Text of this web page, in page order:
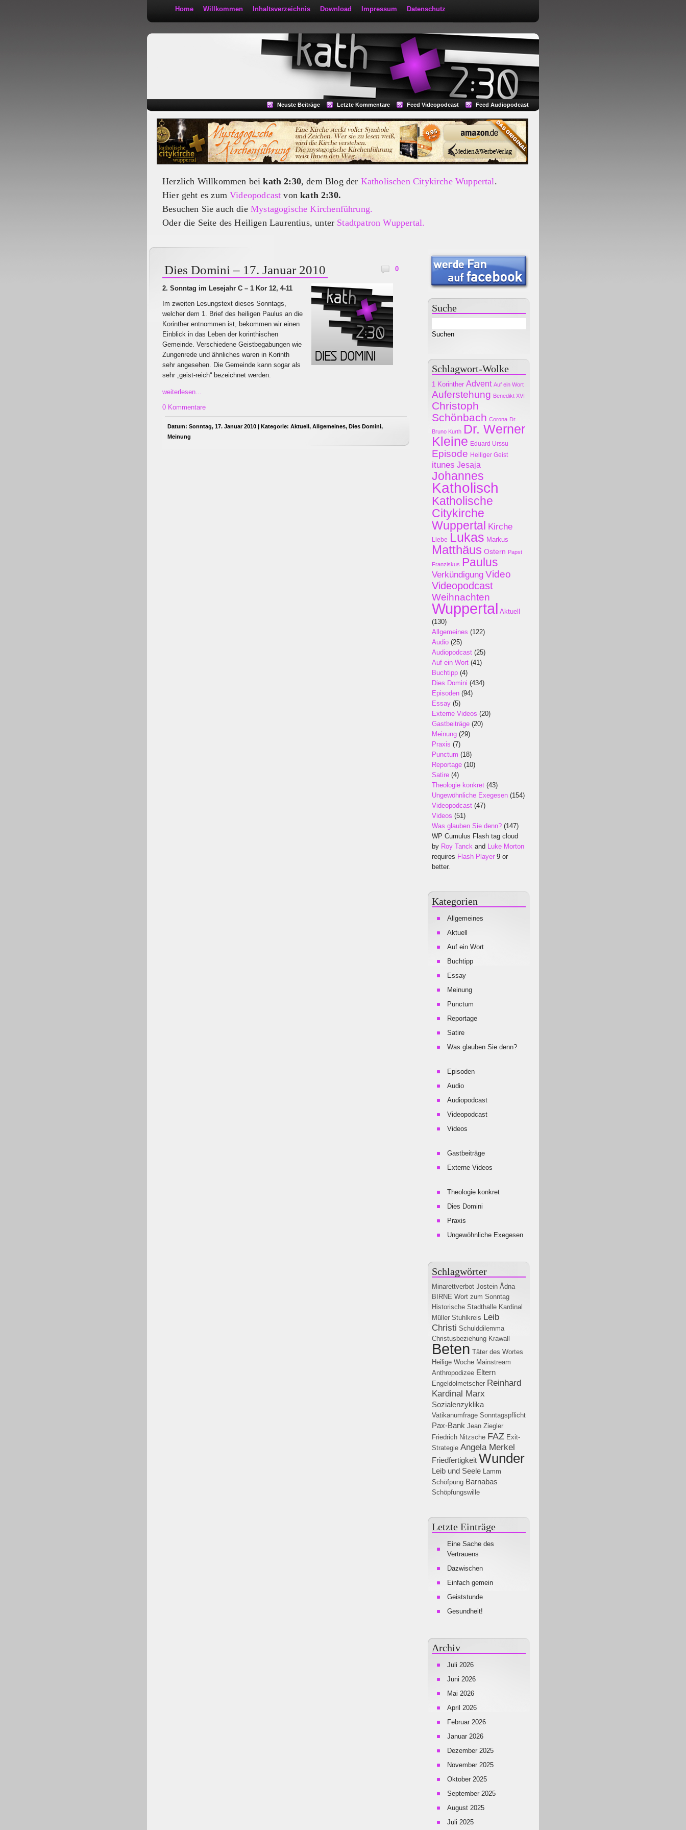
Home Willkommen Inhaltsverzeichnis Download Impressum Datenschutz
Neuste Beiträge Letzte Kommentare Feed Videopodcast Feed Audiopodcast
Herzlich Willkommen beikath 2:30, dem Blog der Katholischen Citykirche Wuppertal.
Hier geht es zumVideopodcast vonkath 2:30.
Besuchen Sie auch die Mystagogische Kirchenführung.
Oder die Seite des Heiligen Laurentius, unter Stadtpatron Wuppertal.
Dies Domini – 17. Januar 2010 0
2. Sonntag im Lesejahr C – 1 Kor 12, 4-11
Im zweiten Lesungstext dieses Sonntags,
welcher dem 1. Brief des heiligen Paulus an die
Korinther entnommen ist, bekommen wir einen
Einblick in das Leben der korinthischen
Gemeinde. Verschiedene Geistbegabungen wie
Zungenrede und ähnliches waren in Korinth
sehr angesehen. Die Gemeinde kann sogar als
sehr „geist-reich“ bezeichnet werden.
weiterlesen...
0 Kommentare
Datum: Sonntag, 17. Januar 2010 | Kategorie: Aktuell, Allgemeines, Dies Domini,
Meinung
Suche
Schlagwort-Wolke
1 Korinther Advent Auf ein Wort
Auferstehung Benedikt XVI
Christoph
Schönbach Corona Dr.
Bruno Kurth Dr. Werner
Kleine Eduard Urssu
Episode Heiliger Geist
itunes Jesaja
Johannes
Katholisch
Katholische
Citykirche
Wuppertal Kirche
Liebe Lukas Markus
Matthäus Ostern Papst
Franziskus Paulus
Verkündigung Video
Videopodcast
Weihnachten
Wuppertal Aktuell
(130)
Allgemeines (122)
Audio (25)
Audiopodcast (25)
Auf ein Wort (41)
Buchtipp (4)
Dies Domini (434)
Episoden (94)
Essay (5)
Externe Videos (20)
Gastbeiträge (20)
Meinung (29)
Praxis (7)
Punctum (18)
Reportage (10)
Satire (4)
Theologie konkret (43)
Ungewöhnliche Exegesen (154)
Videopodcast (47)
Videos (51)
Was glauben Sie denn? (147)
WP Cumulus Flash tag cloud
by Roy Tanck and Luke Morton
requires Flash Player 9 or
better.
Kategorien
Allgemeines
Aktuell
Auf ein Wort
Buchtipp
Essay
Meinung
Punctum
Reportage
Satire
Was glauben Sie denn?
Episoden
Audio
Audiopodcast
Videopodcast
Videos
Gastbeiträge
Externe Videos
Theologie konkret
Dies Domini
Praxis
Ungewöhnliche Exegesen
Schlagwörter
Minarettverbot Jostein Ådna
BIRNE Wort zum Sonntag
Historische Stadthalle Kardinal
Müller Stuhlkreis Leib
Christi Schulddilemma
Christusbeziehung Krawall
Beten Täter des Wortes
Heilige Woche Mainstream
Anthropodizee Eltern
Engeldolmetscher Reinhard
Kardinal Marx
Sozialenzyklika
Vatikanumfrage Sonntagspflicht
Pax-Bank Jean Ziegler
Friedrich Nitzsche FAZ Exit-
Strategie Angela Merkel
Friedfertigkeit Wunder
Leib und Seele Lamm
Schöfpung Barnabas
Schöpfungswille
Letzte Einträge
Eine Sache des
Vertrauens
Dazwischen
Einfach gemein
Geiststunde
Gesundheit!
Archiv
Juli 2026
Juni 2026
Mai 2026
April 2026
Februar 2026
Januar 2026
Dezember 2025
November 2025
Oktober 2025
September 2025
August 2025
Juli 2025